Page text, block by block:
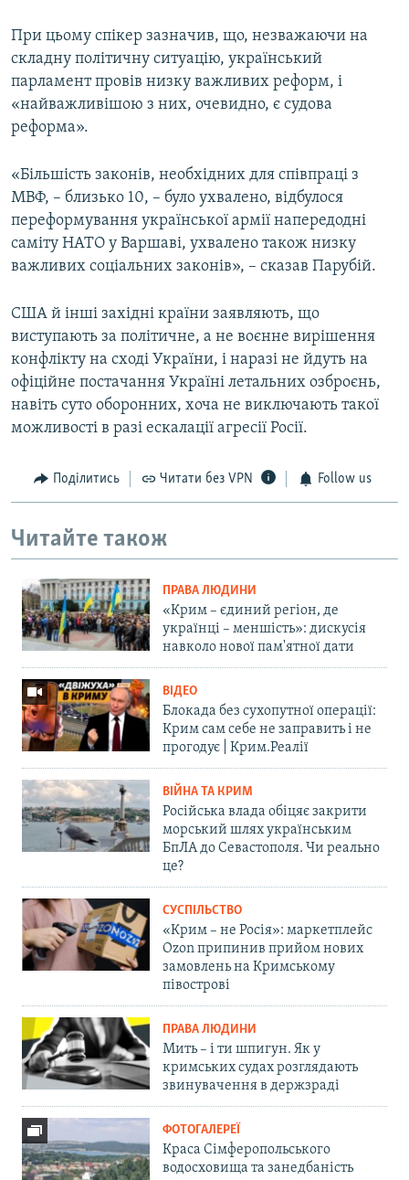
При цьому спікер зазначив, що, незважаючи на
складну політичну ситуацію, український
парламент провів низку важливих реформ, і
«найважливішою з них, очевидно, є судова
реформа».
«Більшість законів, необхідних для співпраці з
МВФ, – близько 10, – було ухвалено, відбулося
переформування української армії напередодні
саміту НАТО у Варшаві, ухвалено також низку
важливих соціальних законів», – сказав Парубій.
США й інші західні країни заявляють, що
виступають за політичне, а не воєнне вирішення
конфлікту на сході України, і наразі не йдуть на
офіційне постачання Україні летальних озброєнь,
навіть суто оборонних, хоча не виключають такої
можливості в разі ескалації агресії Росії.
Поділитись Читати без VPN Follow us
Читайте також
ПРАВА ЛЮДИНИ
«Крим – єдиний регіон, де
українці – меншість»: дискусія
навколо нової пам'ятної дати
ВІДЕО
Блокада без сухопутної операції:
Крим сам себе не заправить і не
прогодує | Крим.Реалії
ВІЙНА ТА КРИМ
Російська влада обіцяє закрити
морський шлях українським
БпЛА до Севастополя. Чи реально
це?
СУСПІЛЬСТВО
«Крим – не Росія»: маркетплейс
Ozon припинив прийом нових
замовлень на Кримському
півострові
ПРАВА ЛЮДИНИ
Мить – і ти шпигун. Як у
кримських судах розглядають
звинувачення в держзраді
ФОТОГАЛЕРЕЇ
Краса Сімферопольського
водосховища та занедбаність